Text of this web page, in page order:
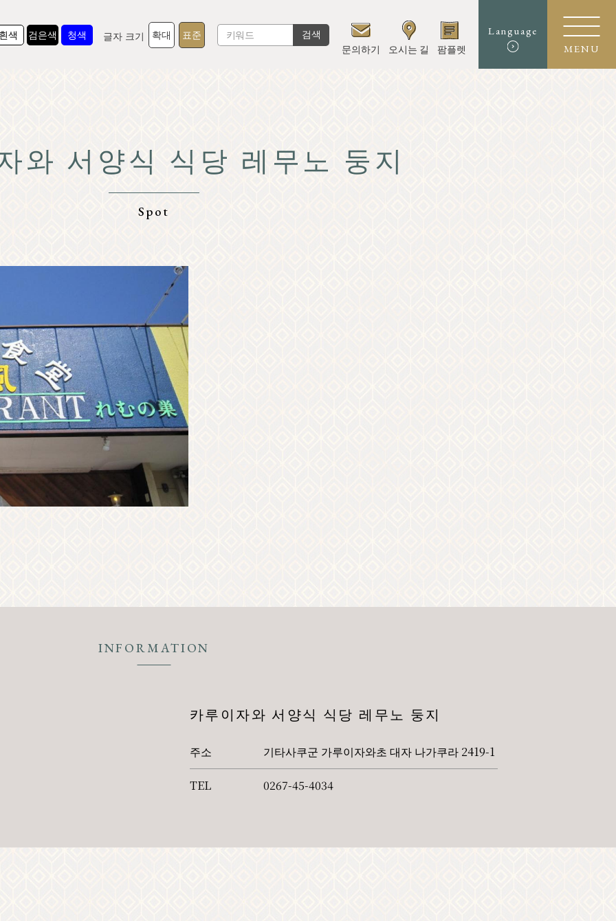
색 검은색 청색 글자 크기 확대 표준 검색
문의하기 오시는 길 팜플렛
Language
MENU
TOP
가루이자와를 알다
클래식
미식가
공지 오시는 길
기타 협회 회원
문의하기
개인정보취급방침
와 서양식 식당 레무노 둥지
Spot
INFORMATION
카루이자와 서양식 식당 레무노 둥지
주소 기타사쿠군 가루이자와초 대자 나가쿠라 2419-1
TEL 0267-45-4034